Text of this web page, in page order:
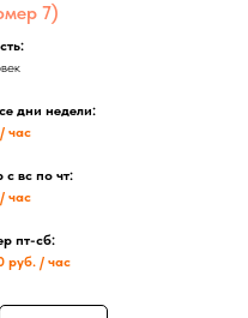
7)
дни недели:
час
с вс по чт:
час
пт-сб:
руб. / час